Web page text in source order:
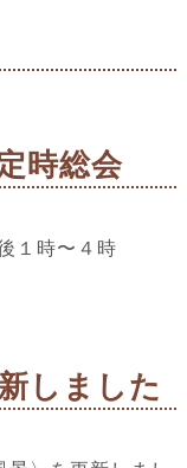
時総会
１時〜４時
しました